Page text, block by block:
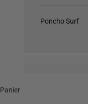
Poncho Surf
Panier